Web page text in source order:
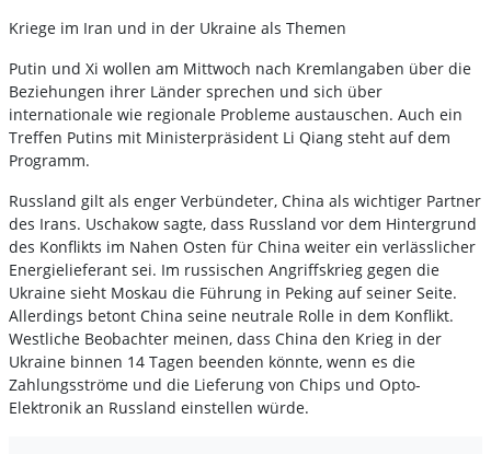
Kriege im Iran und in der Ukraine als Themen
Putin und Xi wollen am Mittwoch nach Kremlangaben über die
Beziehungen ihrer Länder sprechen und sich über
internationale wie regionale Probleme austauschen. Auch ein
Treffen Putins mit Ministerpräsident Li Qiang steht auf dem
Programm.
Russland gilt als enger Verbündeter, China als wichtiger Partner
des Irans. Uschakow sagte, dass Russland vor dem Hintergrund
des Konflikts im Nahen Osten für China weiter ein verlässlicher
Energielieferant sei. Im russischen Angriffskrieg gegen die
Ukraine sieht Moskau die Führung in Peking auf seiner Seite.
Allerdings betont China seine neutrale Rolle in dem Konflikt.
Westliche Beobachter meinen, dass China den Krieg in der
Ukraine binnen 14 Tagen beenden könnte, wenn es die
Zahlungsströme und die Lieferung von Chips und Opto-
Elektronik an Russland einstellen würde.